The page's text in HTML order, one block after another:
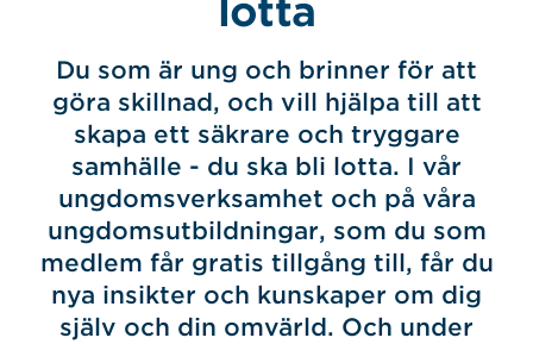
lotta
Du som är ung och brinner för att
göra skillnad, och vill hjälpa till att
skapa ett säkrare och tryggare
samhälle - du ska bli lotta. I vår
ungdomsverksamhet och på våra
ungdomsutbildningar, som du som
medlem får gratis tillgång till, får du
nya insikter och kunskaper om dig
själv och din omvärld. Och under